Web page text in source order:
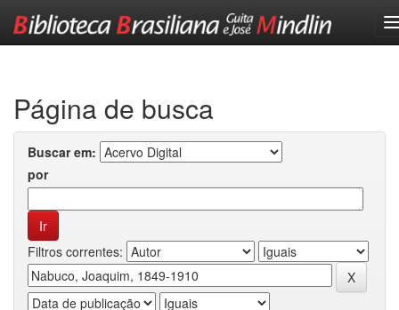
Página de busca
Buscar em:
por
Filtros correntes: